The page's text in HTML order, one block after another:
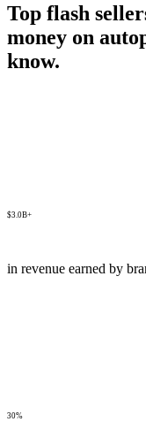
Top flash
money on
know.
$3.0B+
in revenue earned by
30%